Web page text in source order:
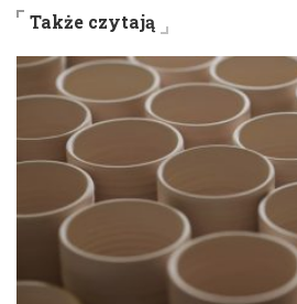
Także czytają